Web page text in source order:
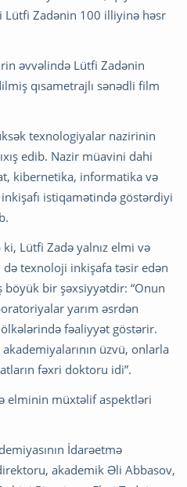
Lütfi Zadənin 100 illiyinə həsr
əvvəlində Lütfi Zadənin
qısametrajlı sənədli film
texnologiyalar nazirinin
edib. Nazir müavini dahi
kibernetika, informatika və
istiqamətində göstərdiyi
Lütfi Zadə yalnız elmi və
texnoloji inkişafa təsir edən
bir şəxsiyyətdir: “Onun
yarım əsrdən
fəaliyyət göstərir.
üzvü, onlarla
fəxri doktoru idi”.
elminin müxtəlif aspektləri
İdarəetmə
akademik Əli Abbasov,